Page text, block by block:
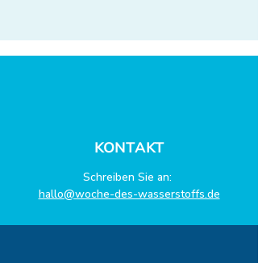
KONTAKT
Schreiben Sie an:
hallo@woche-des-wasserstoffs.de